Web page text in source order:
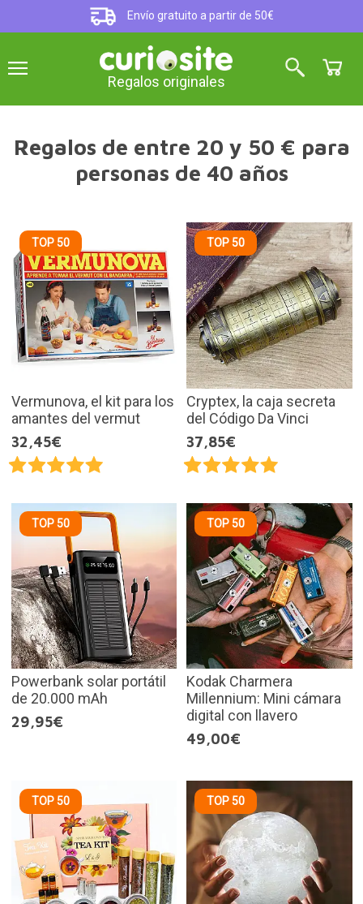
Envío gratuito a partir de 50€
Regalos originales
Regalos de entre 20 y 50 € para
personas de 40 años
TOP 50
Vermunova, el kit para los
amantes del vermut
32,45€
TOP 50
Cryptex, la caja secreta
del Código Da Vinci
37,85€
TOP 50
Powerbank solar portátil
de 20.000 mAh
29,95€
TOP 50
Kodak Charmera
Millennium: Mini cámara
digital con llavero
49,00€
TOP 50 TOP 50